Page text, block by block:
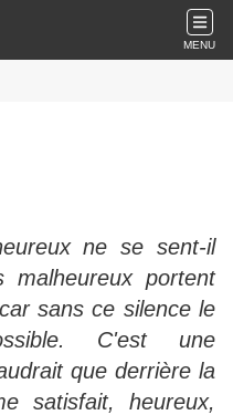
MENU
ne se sent-il
portent
sans ce silence le
C'est une
que derrière la
satisfait, heureux,